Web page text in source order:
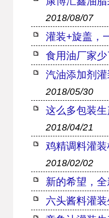
2018/08/07
灌装+旋盖，
食用油厂家
汽油添加剂
2018/05/30
这么多包装
2018/04/21
鸡精调料灌
2018/02/02
新的希望，
六头酱料灌